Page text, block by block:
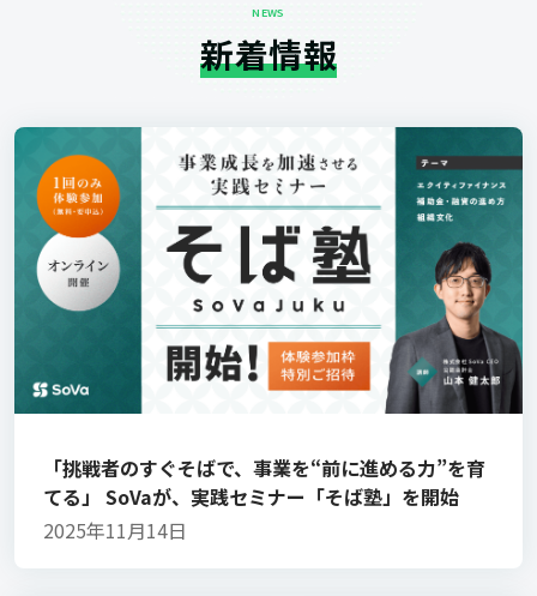
NEWS
新着情報
「挑戦者のすぐそばで、事業を“前に進める力”を育
てる」 SoVaが、実践セミナー「そば塾」を開始
2025年11月14日